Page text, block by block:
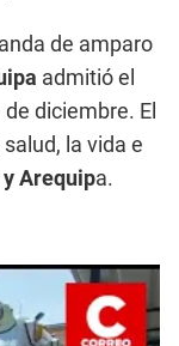
de amparo
admitió el
diciembre. El
la vida e
Arequipa.